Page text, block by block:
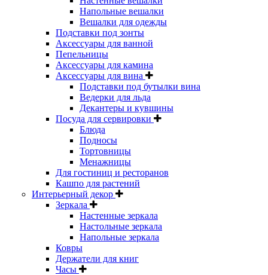
Напольные вешалки
Вешалки для одежды
Подставки под зонты
Аксессуары для ванной
Пепельницы
Аксессуары для камина
Аксессуары для вина
Подставки под бутылки вина
Ведерки для льда
Декантеры и кувшины
Посуда для сервировки
Блюда
Подносы
Тортовницы
Менажницы
Для гостиниц и ресторанов
Кашпо для растений
Интерьерный декор
Зеркала
Настенные зеркала
Настольные зеркала
Напольные зеркала
Ковры
Держатели для книг
Часы